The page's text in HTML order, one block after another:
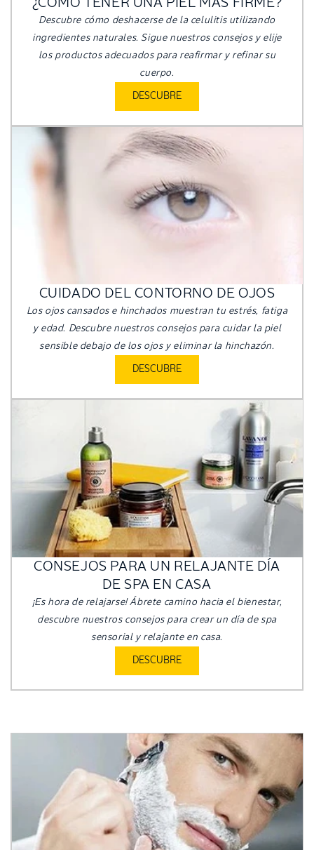
¿CÓMO TENER UNA PIEL MÁS FIRME?
Descubre cómo deshacerse de la celulitis utilizando
ingredientes naturales. Sigue nuestros consejos y elije
los productos adecuados para reafirmar y refinar su
cuerpo.
DESCUBRE
CUIDADO DEL CONTORNO DE OJOS
Los ojos cansados ​​e hinchados muestran tu estrés, fatiga
y edad. Descubre nuestros consejos para cuidar la piel
sensible debajo de los ojos y eliminar la hinchazón.
DESCUBRE
CONSEJOS PARA UN RELAJANTE DÍA
DE SPA EN CASA
¡Es hora de relajarse! Ábrete camino hacia el bienestar,
descubre nuestros consejos para crear un día de spa
sensorial y relajante en casa.
DESCUBRE